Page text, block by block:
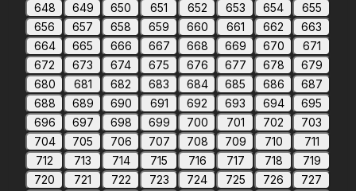
648
649 650 651 652 653 654
655
656
657 658 659 660 661 662
663
664
665 666 667 668 669 670
671
672
673 674 675 676 677 678
679
680
681 682 683 684 685 686
687
688
689 690 691 692 693 694
695
696
697 698 699 700 701 702
703
704
705 706 707 708 709 710
711
712
713 714 715 716 717 718
719
720
721 722 723 724 725 726
727